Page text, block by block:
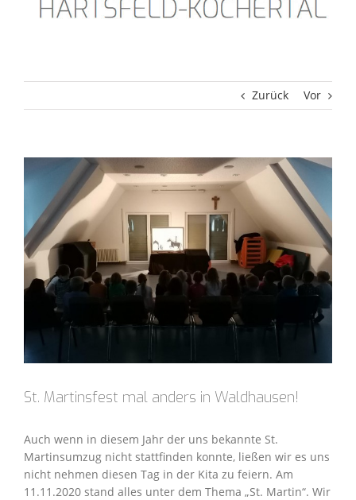
Zurück Vor
grösseres
St. Martinsfest mal anders in Waldhausen!
Auch wenn in diesem Jahr der uns bekannte St.
Martinsumzug nicht stattfinden konnte, ließen wir es uns
nicht nehmen diesen Tag in der Kita zu feiern. Am
11.11.2020 stand alles unter dem Thema „St. Martin“. Wir